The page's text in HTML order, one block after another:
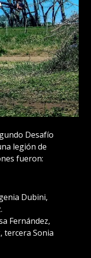
Desafío
legión de
fueron:
Dubini,
Fernández,
tercera Sonia